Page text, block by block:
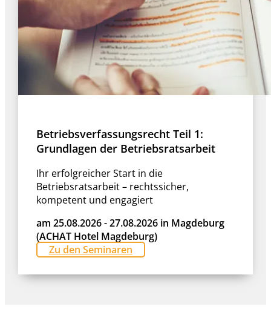
Betriebsverfassungsrecht Teil 1:
Grundlagen der Betriebsratsarbeit
Ihr erfolgreicher Start in die
Betriebsratsarbeit – rechtssicher,
kompetent und engagiert
am 25.08.2026 - 27.08.2026 in Magdeburg
(ACHAT Hotel Magdeburg)
Zu den Seminaren